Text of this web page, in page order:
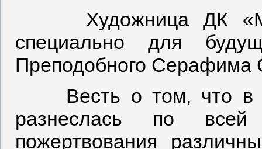
Художница ДК
специально для
Преподобного Серафима
Весть о том, что в
разнеслась по
пожертвования